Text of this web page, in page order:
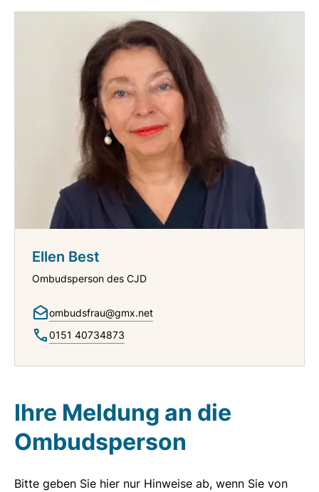
Ellen Best
Ombudsperson des CJD
ombudsfrau@gmx.net
0151 40734873
Ihre Meldung an die
Ombudsperson
Bitte geben Sie hier nur Hinweise ab, wenn Sie von